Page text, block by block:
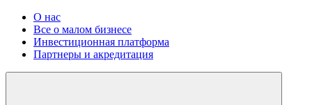
О нас
Все о малом бизнесе
Инвестиционная платформа
Партнеры и акредитация